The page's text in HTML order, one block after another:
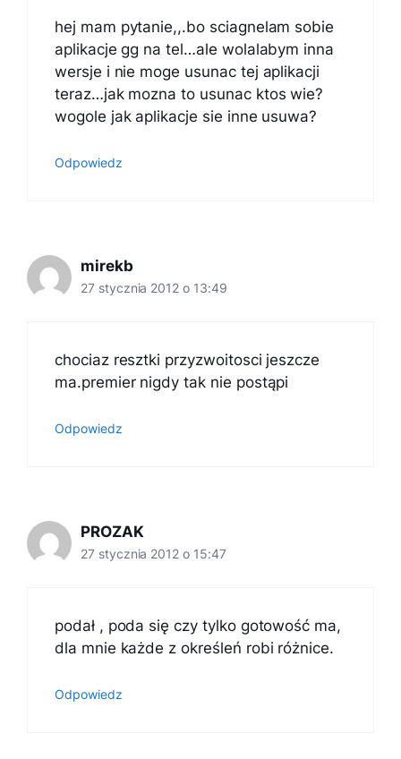
hej mam pytanie,,.bo sciagnelam sobie
aplikacje gg na tel…ale wolalabym inna
wersje i nie moge usunac tej aplikacji
teraz…jak mozna to usunac ktos wie?
wogole jak aplikacje sie inne usuwa?
Odpowiedz
mirekb
27 stycznia 2012 o 13:49
chociaz resztki przyzwoitosci jeszcze
ma.premier nigdy tak nie postąpi
Odpowiedz
PROZAK
27 stycznia 2012 o 15:47
podał , poda się czy tylko gotowość ma,
dla mnie każde z określeń robi różnice.
Odpowiedz